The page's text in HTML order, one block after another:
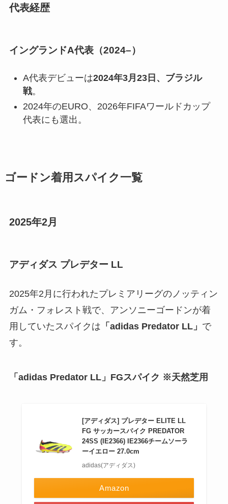
代表経歴
イングランドA代表（2024–）
A代表デビューは2024年3月23日、ブラジル
戦。
2024年のEURO、2026年FIFAワールドカップ
代表にも選出。
ゴードン着用スパイク一覧
2025年2月
アディダス プレデター LL
2025年2月に行われたプレミアリーグのノッティン
ガム・フォレスト戦で、アンソニーゴードンが着
用していたスパイクは 「adidas Predator LL」 で
す。
「adidas Predator LL」FGスパイク ※天然芝用
[アディダス] プレデター ELITE LL
FG サッカースパイク PREDATOR
24SS (IE2366) IE2366チームソーラ
ーイエロー 27.0cm
adidas(アディダス)
Amazon